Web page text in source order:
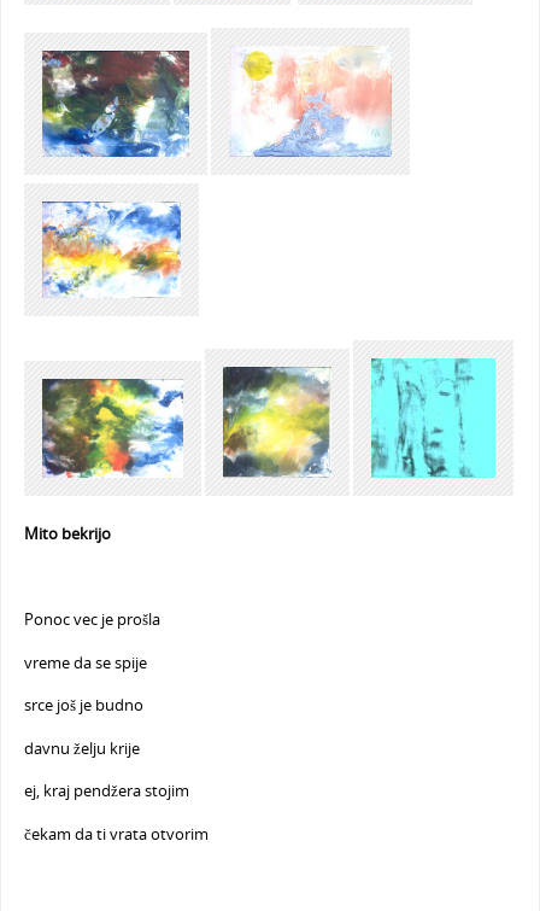
Mito bekrijo
Ponoc vec je prošla
vreme da se spije
srce još je budno
davnu želju krije
ej, kraj pendžera stojim
čekam da ti vrata otvorim